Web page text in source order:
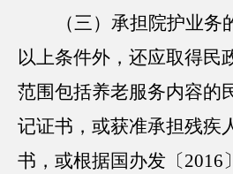
（三）承担院护业
以上条件外，还应取得民
范围包括养老服务内容的
记证书，或获准承担残疾
书，或根据国办发〔2016